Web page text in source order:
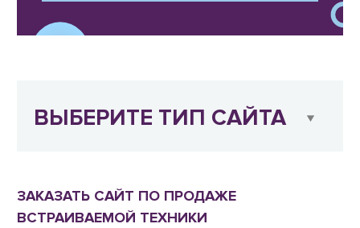
ВЫБЕРИТЕ ТИП САЙТА
ЗАКАЗАТЬ САЙТ ПО ПРОДАЖЕ
ВСТРАИВАЕМОЙ ТЕХНИКИ